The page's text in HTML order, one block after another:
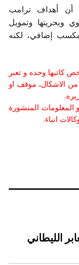
أن أهداف ترامب
وبحريتها وتمويل
إضافي، لكنه
كاتبها وحده و تعبر
الاشكال، موقف او
المعلومات المنشورة
انباء.
الليطاني